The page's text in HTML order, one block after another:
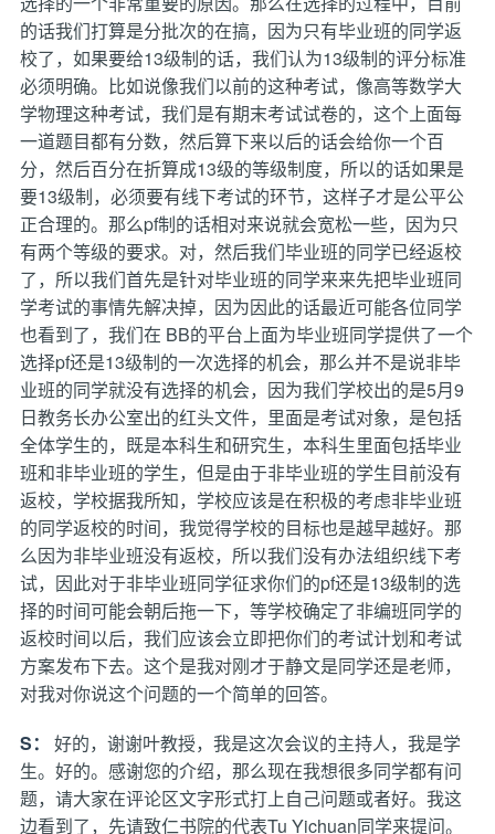
的话我们打算是分批次的在搞，因为只有毕业班的同学返
校了，如果要给13级制的话，我们认为13级制的评分标准
必须明确。比如说像我们以前的这种考试，像高等数学大
学物理这种考试，我们是有期末考试试卷的，这个上面每
一道题目都有分数，然后算下来以后的话会给你一个百
分，然后百分在折算成13级的等级制度，所以的话如果是
要13级制，必须要有线下考试的环节，这样子才是公平公
正合理的。那么pf制的话相对来说就会宽松一些，因为只
有两个等级的要求。对，然后我们毕业班的同学已经返校
了，所以我们首先是针对毕业班的同学来来先把毕业班同
学考试的事情先解决掉，因为因此的话最近可能各位同学
也看到了，我们在 BB的平台上面为毕业班同学提供了一个
选择pf还是13级制的一次选择的机会，那么并不是说非毕
业班的同学就没有选择的机会，因为我们学校出的是5月9
日教务长办公室出的红头文件，里面是考试对象，是包括
全体学生的，既是本科生和研究生，本科生里面包括毕业
班和非毕业班的学生，但是由于非毕业班的学生目前没有
返校，学校据我所知，学校应该是在积极的考虑非毕业班
的同学返校的时间，我觉得学校的目标也是越早越好。那
么因为非毕业班没有返校，所以我们没有办法组织线下考
试，因此对于非毕业班同学征求你们的pf还是13级制的选
择的时间可能会朝后拖一下，等学校确定了非编班同学的
返校时间以后，我们应该会立即把你们的考试计划和考试
方案发布下去。这个是我对刚才于静文是同学还是老师，
对我对你说这个问题的一个简单的回答。
S：
好的，谢谢叶教授，我是这次会议的主持人，我是学
生。好的。感谢您的介绍，那么现在我想很多同学都有问
题，请大家在评论区文字形式打上自己问题或者好。我这
边看到了，先请致仁书院的代表Tu Yichuan同学来提问。